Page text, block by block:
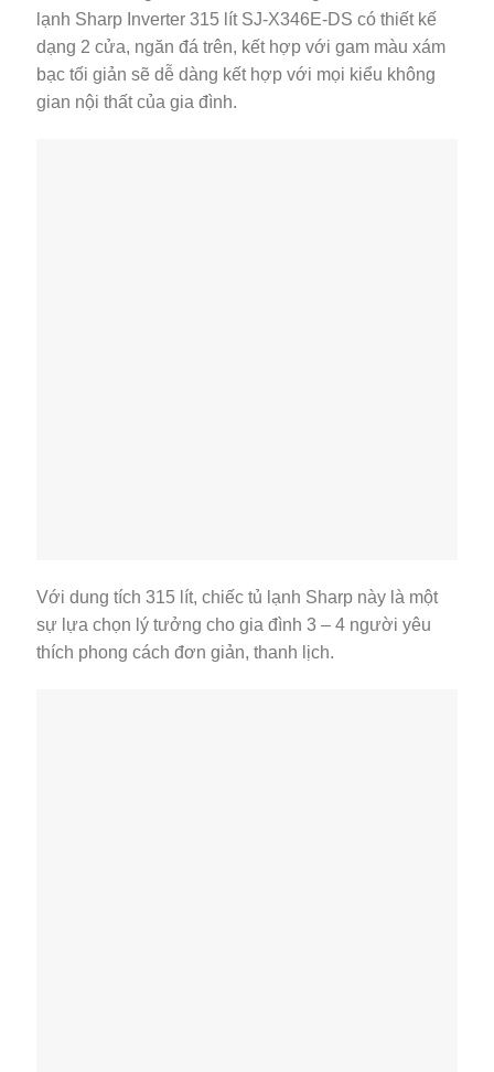
lạnh Sharp Inverter 315 lít SJ-X346E-DS có thiết kế
dạng 2 cửa, ngăn đá trên, kết hợp với gam màu xám
bạc tối giản sẽ dễ dàng kết hợp với mọi kiểu không
gian nội thất của gia đình.
Với dung tích 315 lít, chiếc tủ lạnh Sharp này là một
sự lựa chọn lý tưởng cho gia đình 3 – 4 người yêu
thích phong cách đơn giản, thanh lịch.